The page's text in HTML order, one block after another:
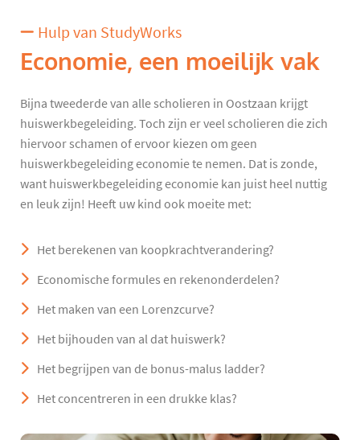
Hulp van StudyWorks
Economie, een moeilijk vak
Bijna tweederde van alle scholieren in Oostzaan krijgt
huiswerkbegeleiding. Toch zijn er veel scholieren die zich
hiervoor schamen of ervoor kiezen om geen
huiswerkbegeleiding economie te nemen. Dat is zonde,
want huiswerkbegeleiding economie kan juist heel nuttig
en leuk zijn! Heeft uw kind ook moeite met:
Het berekenen van koopkrachtverandering?
Economische formules en rekenonderdelen?
Het maken van een Lorenzcurve?
Het bijhouden van al dat huiswerk?
Het begrijpen van de bonus-malus ladder?
Het concentreren in een drukke klas?